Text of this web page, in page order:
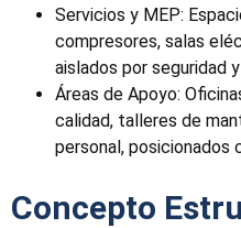
Servicios y MEP:
compresores, salas
aislados por seguridad
Áreas de Apoyo:
calidad, talleres de
personal, posicionados
Concepto